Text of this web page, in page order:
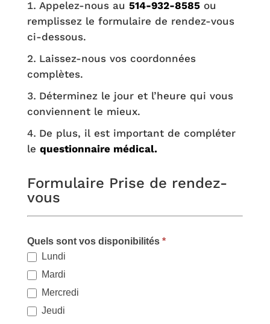
Appelez-nous au 514-932-8585ou
remplissez le formulaire de rendez-vous
ci-dessous.
Laissez-nous vos coordonnées
complètes.
Déterminez le jour et l’heure qui vous
conviennent le mieux.
De plus, il est important de compléter
le questionnaire médical.
Appointment-
FR
Formulaire Prise de rendez-
vous
Quels sont vos disponibilités *
Lundi
Mardi
Mercredi
Jeudi